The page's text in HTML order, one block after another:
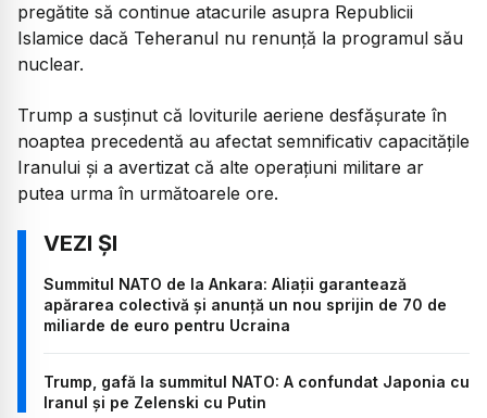
pregătite să continue atacurile asupra Republicii
Islamice dacă Teheranul nu renunță la programul său
nuclear.
Trump a susținut că loviturile aeriene desfășurate în
noaptea precedentă au afectat semnificativ capacitățile
Iranului și a avertizat că alte operațiuni militare ar
putea urma în următoarele ore.
Summitul NATO de la Ankara: Aliații garantează
apărarea colectivă și anunță un nou sprijin de 70 de
miliarde de euro pentru Ucraina
Trump, gafă la summitul NATO: A confundat Japonia cu
Iranul și pe Zelenski cu Putin